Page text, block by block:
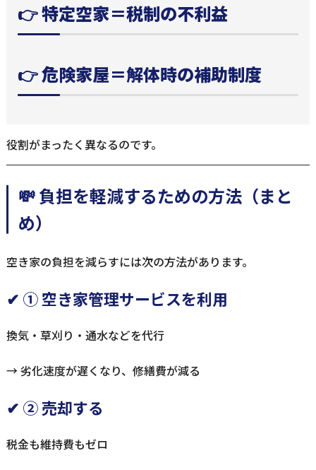
👉特定空家＝税制の不利益
👉危険家屋＝解体時の補助制度
役割がまったく異なるのです。
💸 負担を軽減するための方法（まと
め）
空き家の負担を減らすには次の方法があります。
✔ ① 空き家管理サービスを利用
換気・草刈り・通水などを代行
→ 劣化速度が遅くなり、修繕費が減る
✔ ② 売却する
税金も維持費もゼロ